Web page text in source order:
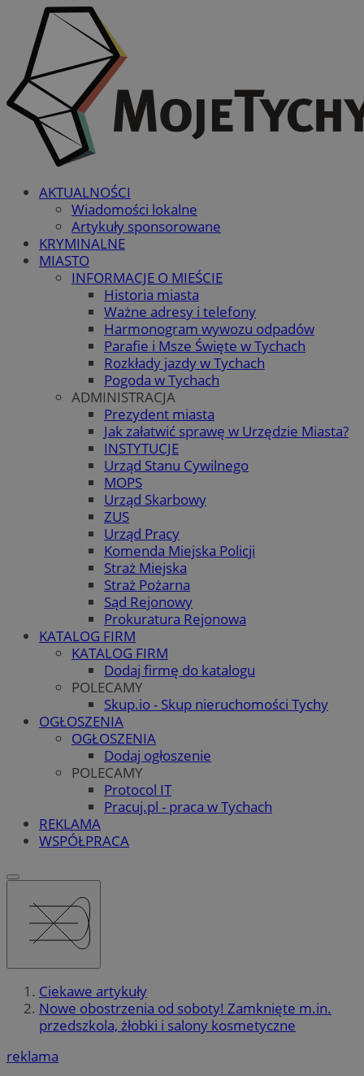
AKTUALNOŚCI
Wiadomości lokalne
Artykuły sponsorowane
KRYMINALNE
MIASTO
INFORMACJE O MIEŚCIE
Historia miasta
Ważne adresy i telefony
Harmonogram wywozu odpadów
Parafie i Msze Święte w Tychach
Rozkłady jazdy w Tychach
Pogoda w Tychach
ADMINISTRACJA
Prezydent miasta
Jak załatwić sprawę w Urzędzie Miasta?
INSTYTUCJE
Urząd Stanu Cywilnego
MOPS
Urząd Skarbowy
ZUS
Urząd Pracy
Komenda Miejska Policji
Straż Miejska
Straż Pożarna
Sąd Rejonowy
Prokuratura Rejonowa
KATALOG FIRM
KATALOG FIRM
Dodaj firmę do katalogu
POLECAMY
Skup.io - Skup nieruchomości Tychy
OGŁOSZENIA
OGŁOSZENIA
Dodaj ogłoszenie
POLECAMY
Protocol IT
Pracuj.pl - praca w Tychach
REKLAMA
WSPÓŁPRACA
Ciekawe artykuły
Nowe obostrzenia od soboty! Zamknięte m.in.
przedszkola, żłobki i salony kosmetyczne
reklama